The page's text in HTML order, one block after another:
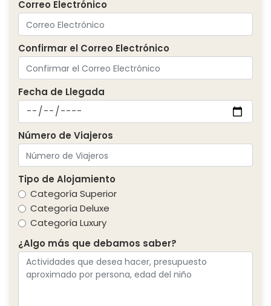
Correo Electrónico
Confirmar el Correo Electrónico
Fecha de Llegada
Número de Viajeros
Tipo de Alojamiento
Categoría Superior
Categoría Deluxe
Categoría Luxury
¿Algo más que debamos saber?